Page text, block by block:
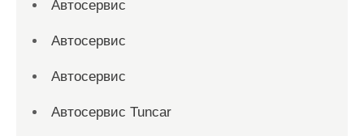
Автосервис
Автосервис
Автосервис
Автосервис Tuncar